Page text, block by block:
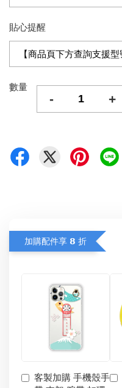
貼心提醒
數量
- +
加購配件享 𝟴 折
客製加購 手機殼手